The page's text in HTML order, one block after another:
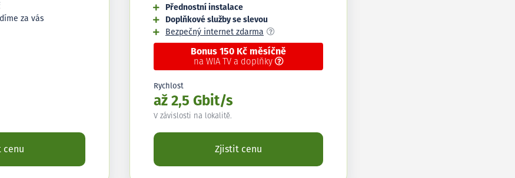
za vás
cenu
Přednostní instalace
Doplňkové služby se slevou
Bezpečný internet zdarma
Bonus 150 Kč měsíčně
na WIA TV a doplňky
Rychlost
až 2,5 Gbit/s
V závislosti na lokalitě.
Zjistit cenu